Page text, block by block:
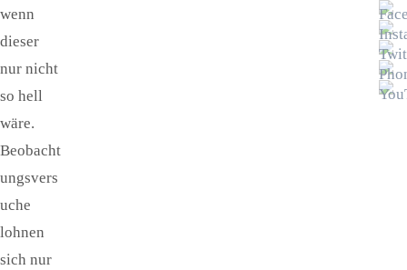
wenn
dieser
nur nicht
so hell
wäre.
Beobacht
ungsvers
uche
lohnen
sich nur